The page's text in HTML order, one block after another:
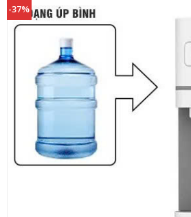
-37%